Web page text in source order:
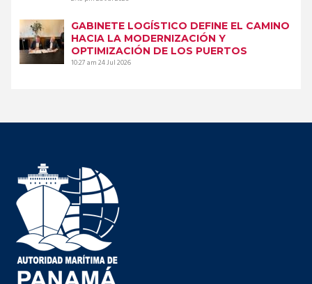
GABINETE LOGÍSTICO DEFINE EL CAMINO
HACIA LA MODERNIZACIÓN Y
OPTIMIZACIÓN DE LOS PUERTOS
10:27 am24 Jul 2026